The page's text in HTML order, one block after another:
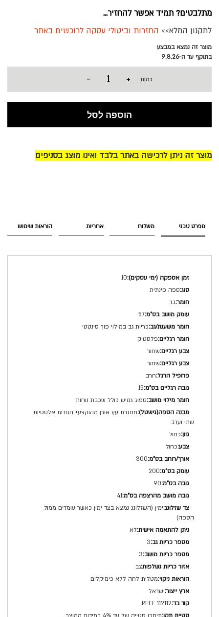
מתלבטים? תמיד אפשר להחזיר...
לתקנון המלא>> החזרות וביטולי עסקה לרוכשים באתר
מוצר זה נמצא במבצע
בתוקף עד ה-9.8.26
כמות +
-
הוספה לסל
מוצר זה ניתן לרכישה באתר בלבד ואינו מוצג בסניפים
מפרט טכני
מפרט
טכני
10
ספה פינתית
בד
57
כריות גב במילוי פוך סינטטי
פלסטיק
שחור
שחור
חרב
15
ספוג גמיש כולל שכבת נוחות
מסגרת עץ אורן מהוקצע+ חגורות אלסטיות
שתי וערב
כחול
כחול
300
200
90
41
ימין (השזלונג נמצא בצד ימין כאשר עומדים ממול
הספה)
לא
3
3
גב
מטלית לחה ללא כימיקלים
ישראל
REEF 112112
משלוח אחריות הוראות שימוש